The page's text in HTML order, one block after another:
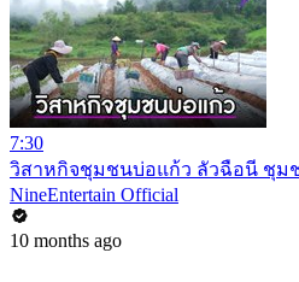
7:30
วิสาหกิจชุมชนบ่อแก้ว ลัวฉือนี ชุม
NineEntertain Official
10 months ago